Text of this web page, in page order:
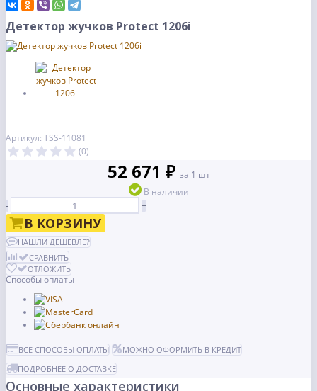
Детектор жучков Protect 1206i
Артикул: TSS-11081
(0)
52 671 ₽ за 1 шт
В наличии
-
+
В КОРЗИНУ
НАШЛИ ДЕШЕВЛЕ?
СРАВНИТЬ
ОТЛОЖИТЬ
Способы оплаты
ВСЕ СПОСОБЫ ОПЛАТЫ
МОЖНО ОФОРМИТЬ В КРЕДИТ
ПОДРОБНЕЕ О ДОСТАВКЕ
Основные характеристики